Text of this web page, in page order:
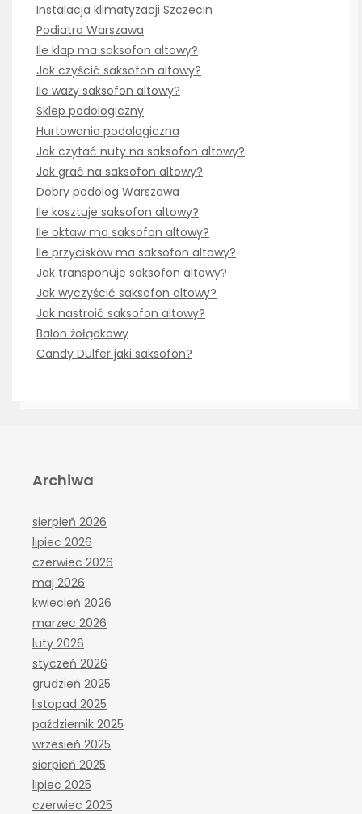
Instalacja klimatyzacji Szczecin
Podiatra Warszawa
Ile klap ma saksofon altowy?
Jak czyścić saksofon altowy?
Ile waży saksofon altowy?
Sklep podologiczny
Hurtowania podologiczna
Jak czytać nuty na saksofon altowy?
Jak grać na saksofon altowy?
Dobry podolog Warszawa
Ile kosztuje saksofon altowy?
Ile oktaw ma saksofon altowy?
Ile przycisków ma saksofon altowy?
Jak transponuje saksofon altowy?
Jak wyczyścić saksofon altowy?
Jak nastroić saksofon altowy?
Balon żołądkowy
Candy Dulfer jaki saksofon?
Archiwa
sierpień 2026
lipiec 2026
czerwiec 2026
maj 2026
kwiecień 2026
marzec 2026
luty 2026
styczeń 2026
grudzień 2025
listopad 2025
październik 2025
wrzesień 2025
sierpień 2025
lipiec 2025
czerwiec 2025